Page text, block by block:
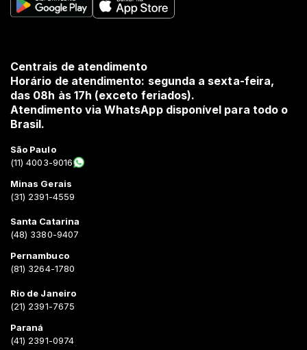
Centrais de atendimento
Horário de atendimento: segunda a sexta-feira,
das 08h às 17h (exceto feriados).
Atendimento via WhatsApp disponível para todo o
Brasil.
São Paulo
(11) 4003-9016
Minas Gerais
(31) 2391-4559
Santa Catarina
(48) 3380-9407
Pernambuco
(81) 3264-1780
Rio de Janeiro
(21) 2391-7675
Paraná
(41) 2391-0974